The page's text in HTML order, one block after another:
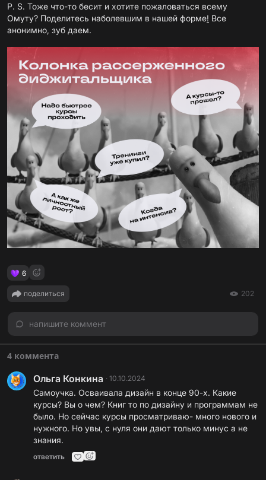
P. S. Тоже что-то бесит и хотите пожаловаться всему
Омуту? Поделитесь наболевшим в нашей форме! Все
анонимно, зуб даем.
6
поделиться 202
напишите коммент
4 коммента
Ольга Конкина · 10.10.2024
Самоучка. Осваивала дизайн в конце 90-х. Какие
курсы? Вы о чем? Книг то по дизайну и программам не
было. Но сейчас курсы просматриваю- много нового и
нужного. Но увы, с нуля они дают только минус а не
знания.
ответить